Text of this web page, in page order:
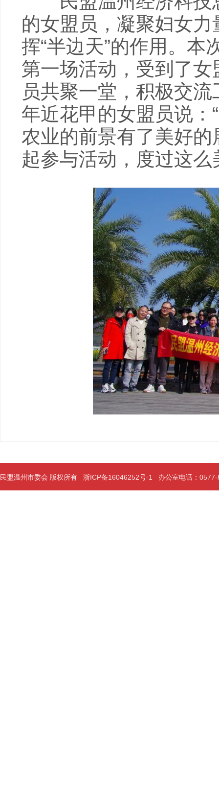
的女盟员，凝聚妇女
挥“半边天”的作用。
第一场活动，受到了
员共聚一堂，积极交
年近花甲的女盟员说
农业的前景有了美好
起参与活动，度过这
民盟温州市委会 版权所有 浙ICP备16046252号-1 办公室电话：